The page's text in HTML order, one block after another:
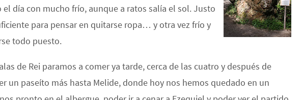
el día con mucho frío, aunque a ratos salía el sol. Justo
para pensar en quitarse ropa… y otra vez frío y
todo puesto.
de Rei paramos a comer ya tarde, cerca de las cuatro y después de
un paseíto más hasta Melide, donde hoy nos hemos quedado en un